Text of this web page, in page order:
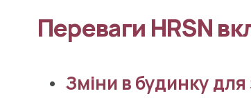
Переваги HRSN
Зміни в будинку